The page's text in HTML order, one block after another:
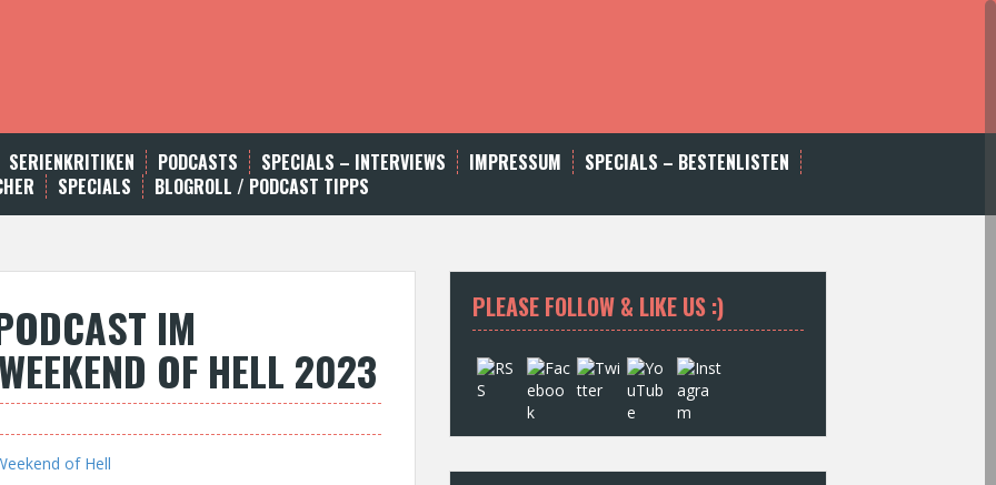
SERIENKRITIKEN PODCASTS SPECIALS – INTERVIEWS IMPRESSUM
SPECIALS – BESTENLISTEN
SPECIALS BLOGROLL / PODCAST TIPPS
IM
OF HELL 2023
PLEASE FOLLOW & LIKE US :)